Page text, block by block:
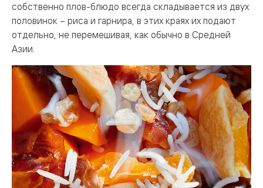
собственно плов-блюдо всегда складывается из двух
половинок – риса и гарнира, в этих краях их подают
отдельно, не перемешивая, как обычно в Средней
Азии.